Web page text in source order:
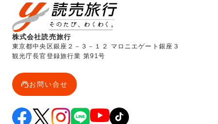
株式会社読売旅行
東京都中央区銀座２－３－１２ マロニエゲート銀座３
観光庁長官登録旅行業 第91号
お問い合せ